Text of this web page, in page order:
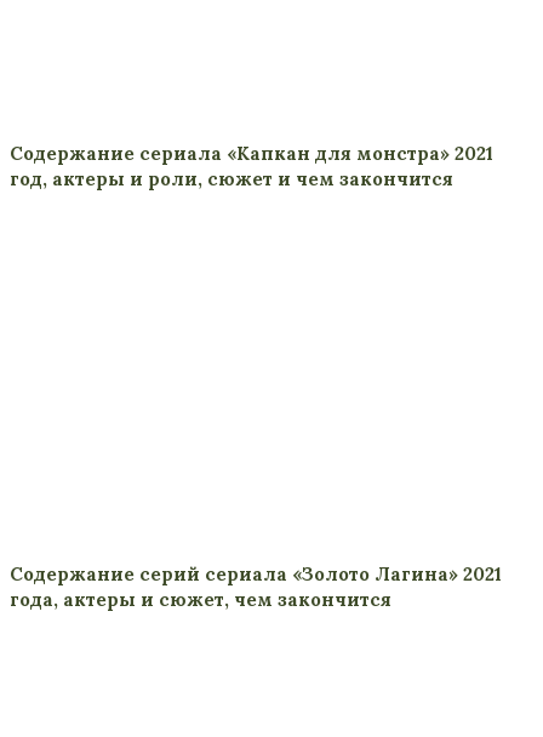
Содержание сериала «Капкан для монстра» 2021
год, актеры и роли, сюжет и чем закончится
Содержание серий сериала «Золото Лагина» 2021
года, актеры и сюжет, чем закончится